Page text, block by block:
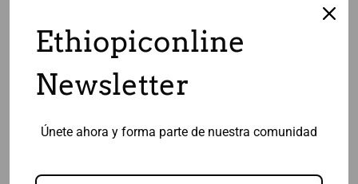
ENTRADAS RECIENTES
Test Post
Ethiopiconline
Newsletter
Únete ahora y forma parte de nuestra comunidad